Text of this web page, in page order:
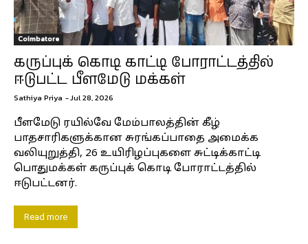
Coimbatore
கருப்புக் கொடி காட்டி போராட்டத்தில்
ஈடுபட்ட பீளமேடு மக்கள்
Sathiya Priya -Jul 28, 2026
பீளமேடு ரயில்வே மேம்பாலத்தின் கீழ்
பாதசாரிகளுக்கான சுரங்கப்பாதை அமைக்க
வலியுறுத்தி, 26 உயிரிழப்புகளை சுட்டிக்காட்டி
பொதுமக்கள் கருப்புக் கொடி போராட்டத்தில்
ஈடுபட்டனர்.
Read more